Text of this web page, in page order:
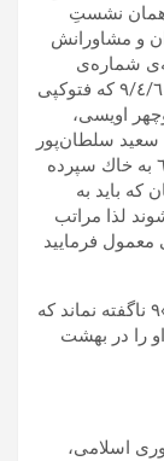
همان نشستِ
و مشاورانش
نامه‌ى شماره‌ى
٣٠/١٣١٨٠/٠ مورخ ٦/٤/٦٠ و١٣١٨٠/٣٠ مورخ ٩/٤/٦٠ كه فتوكپى
اويسى،
سلطان‌پور
معدومين اخير و تقى شهرام كه در تاريخ ٦/٥/٥٩ به خاك سپرده
كه بايد به
لذا مراتب
فرماييد
احمد پيرجانى مدير عامل سازمان بهشت زهرا»۹ ناگفته نماند كه
را در بهشت
اسلامى،